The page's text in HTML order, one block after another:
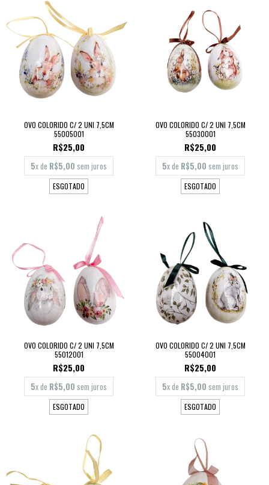
OVO COLORIDO C/ 2 UNI 7,5CM
55005001
R$25,00
5x de R$5,00 sem juros
ESGOTADO
OVO COLORIDO C/ 2 UNI 7,5CM
55030001
R$25,00
5x de R$5,00 sem juros
ESGOTADO
OVO COLORIDO C/ 2 UNI 7,5CM
55012001
R$25,00
5x de R$5,00 sem juros
ESGOTADO
OVO COLORIDO C/ 2 UNI 7,5CM
55004001
R$25,00
5x de R$5,00 sem juros
ESGOTADO